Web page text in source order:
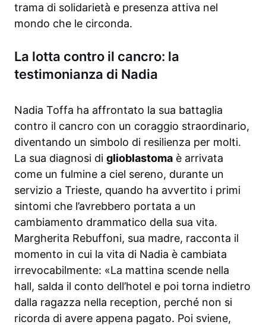
trama di solidarietà e presenza attiva nel
mondo che le circonda.
La lotta contro il cancro: la
testimonianza di Nadia
Nadia Toffa ha affrontato la sua battaglia
contro il cancro con un coraggio straordinario,
diventando un simbolo di resilienza per molti.
La sua diagnosi di glioblastoma è arrivata
come un fulmine a ciel sereno, durante un
servizio a Trieste, quando ha avvertito i primi
sintomi che l’avrebbero portata a un
cambiamento drammatico della sua vita.
Margherita Rebuffoni, sua madre, racconta il
momento in cui la vita di Nadia è cambiata
irrevocabilmente: «La mattina scende nella
hall, salda il conto dell’hotel e poi torna indietro
dalla ragazza nella reception, perché non si
ricorda di avere appena pagato. Poi sviene,